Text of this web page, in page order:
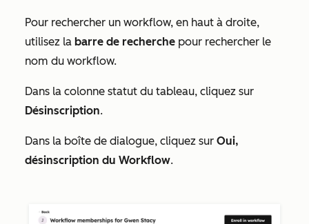
Pour rechercher un workflow, en haut à droite,
utilisez la barre de recherche pour rechercher le
nom du workflow.
Dans la colonne statut du tableau, cliquez sur
Désinscription.
Dans la boîte de dialogue, cliquez sur Oui,
désinscription du Workflow.